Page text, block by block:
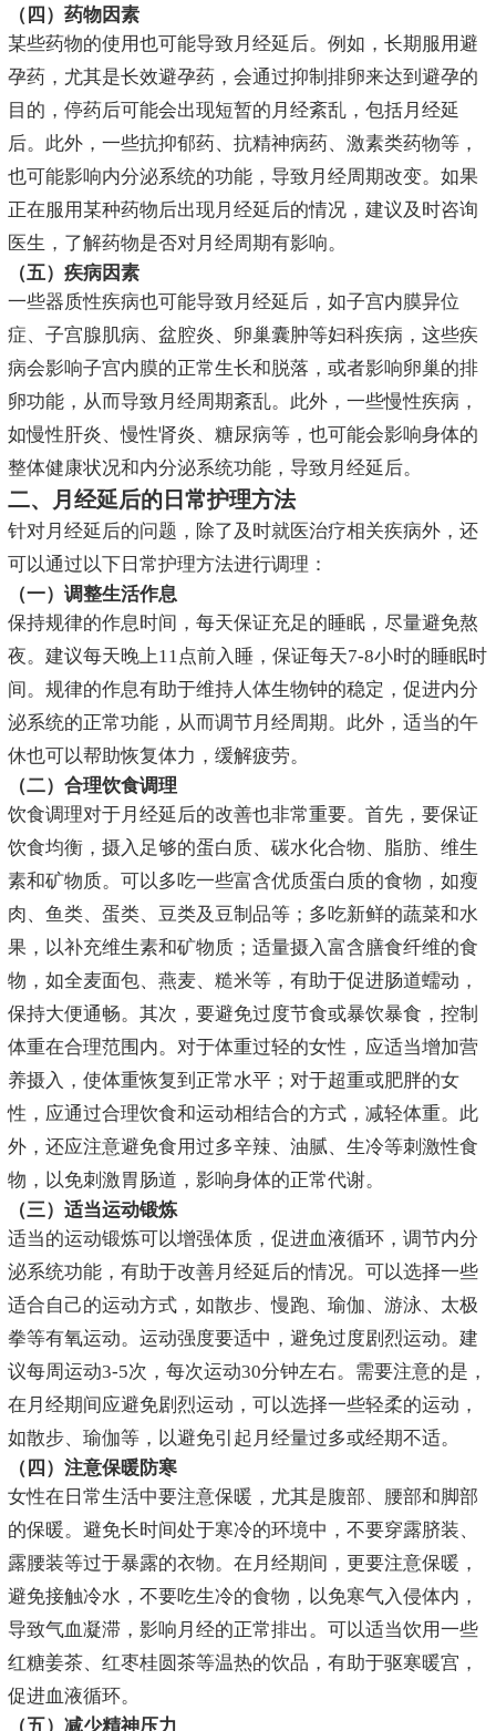
（四）药物因素
某些药物的使用也可能导致月经延后。例如，长期服用避
孕药，尤其是长效避孕药，会通过抑制排卵来达到避孕的
目的，停药后可能会出现短暂的月经紊乱，包括月经延
后。此外，一些抗抑郁药、抗精神病药、激素类药物等，
也可能影响内分泌系统的功能，导致月经周期改变。如果
正在服用某种药物后出现月经延后的情况，建议及时咨询
医生，了解药物是否对月经周期有影响。
（五）疾病因素
一些器质性疾病也可能导致月经延后，如子宫内膜异位
症、子宫腺肌病、盆腔炎、卵巢囊肿等妇科疾病，这些疾
病会影响子宫内膜的正常生长和脱落，或者影响卵巢的排
卵功能，从而导致月经周期紊乱。此外，一些慢性疾病，
如慢性肝炎、慢性肾炎、糖尿病等，也可能会影响身体的
整体健康状况和内分泌系统功能，导致月经延后。
二、月经延后的日常护理方法
针对月经延后的问题，除了及时就医治疗相关疾病外，还
可以通过以下日常护理方法进行调理：
（一）调整生活作息
保持规律的作息时间，每天保证充足的睡眠，尽量避免熬
夜。建议每天晚上11点前入睡，保证每天7-8小时的睡眠时
间。规律的作息有助于维持人体生物钟的稳定，促进内分
泌系统的正常功能，从而调节月经周期。此外，适当的午
休也可以帮助恢复体力，缓解疲劳。
（二）合理饮食调理
饮食调理对于月经延后的改善也非常重要。首先，要保证
饮食均衡，摄入足够的蛋白质、碳水化合物、脂肪、维生
素和矿物质。可以多吃一些富含优质蛋白质的食物，如瘦
肉、鱼类、蛋类、豆类及豆制品等；多吃新鲜的蔬菜和水
果，以补充维生素和矿物质；适量摄入富含膳食纤维的食
物，如全麦面包、燕麦、糙米等，有助于促进肠道蠕动，
保持大便通畅。其次，要避免过度节食或暴饮暴食，控制
体重在合理范围内。对于体重过轻的女性，应适当增加营
养摄入，使体重恢复到正常水平；对于超重或肥胖的女
性，应通过合理饮食和运动相结合的方式，减轻体重。此
外，还应注意避免食用过多辛辣、油腻、生冷等刺激性食
物，以免刺激胃肠道，影响身体的正常代谢。
（三）适当运动锻炼
适当的运动锻炼可以增强体质，促进血液循环，调节内分
泌系统功能，有助于改善月经延后的情况。可以选择一些
适合自己的运动方式，如散步、慢跑、瑜伽、游泳、太极
拳等有氧运动。运动强度要适中，避免过度剧烈运动。建
议每周运动3-5次，每次运动30分钟左右。需要注意的是，
在月经期间应避免剧烈运动，可以选择一些轻柔的运动，
如散步、瑜伽等，以避免引起月经量过多或经期不适。
（四）注意保暖防寒
女性在日常生活中要注意保暖，尤其是腹部、腰部和脚部
的保暖。避免长时间处于寒冷的环境中，不要穿露脐装、
露腰装等过于暴露的衣物。在月经期间，更要注意保暖，
避免接触冷水，不要吃生冷的食物，以免寒气入侵体内，
导致气血凝滞，影响月经的正常排出。可以适当饮用一些
红糖姜茶、红枣桂圆茶等温热的饮品，有助于驱寒暖宫，
促进血液循环。
（五）减少精神压力